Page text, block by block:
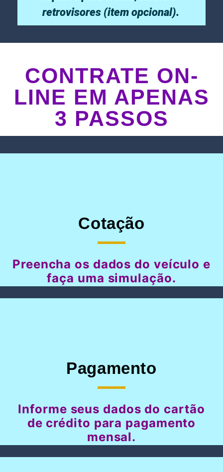
retrovisores (item opcional).
CONTRATE ON-
LINE EM APENAS
3 PASSOS
Cotação
Preencha os dados do veículo e
faça uma simulação.
Pagamento
Informe seus dados do cartão
de crédito para pagamento
mensal.